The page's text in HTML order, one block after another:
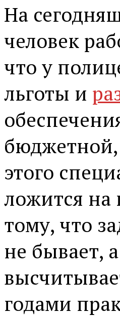
На
человек
что у
льготы и
бюджетной,
этого
ложится на
тому, что
не бывает,
годами